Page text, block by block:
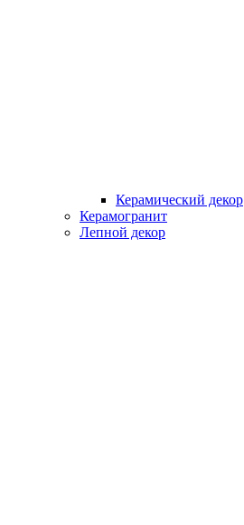
Керамический декор
Керамогранит
Лепной декор